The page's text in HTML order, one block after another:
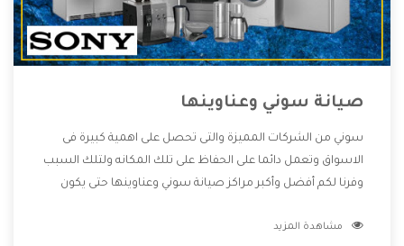
صيانة سوني وعناوينها
سوني من الشركات المميزة والتى تحصل على اهمية كبيرة فى
الاسواق وتعمل دائما على الحفاظ على تلك المكانه ولتلك السبب
وفرنا لكم أفضل وأكبر مراكز صيانة سوني وعناوينها حتى يكون
دون اى ازعاج كما أننا نهتم بكل ما يحتاجه المستهلك لكى نحافظ
مشاهدة المزيد